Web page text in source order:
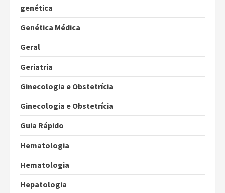
genética
Genética Médica
Geral
Geriatria
Ginecologia e Obstetrícia
Ginecologia e Obstetrícia
Guia Rápido
Hematologia
Hematologia
Hepatologia